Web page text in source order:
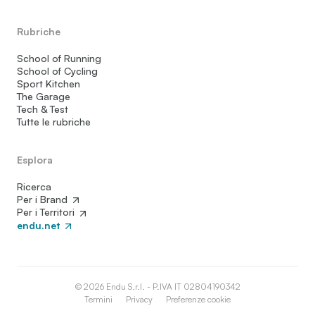
Rubriche
School of Running
School of Cycling
Sport Kitchen
The Garage
Tech & Test
Tutte le rubriche
Esplora
Ricerca
Per i Brand
Per i Territori
endu.net
© 2026 Endu S.r.l. - P.IVA IT 02804190342
Termini
Privacy Preferenze cookie